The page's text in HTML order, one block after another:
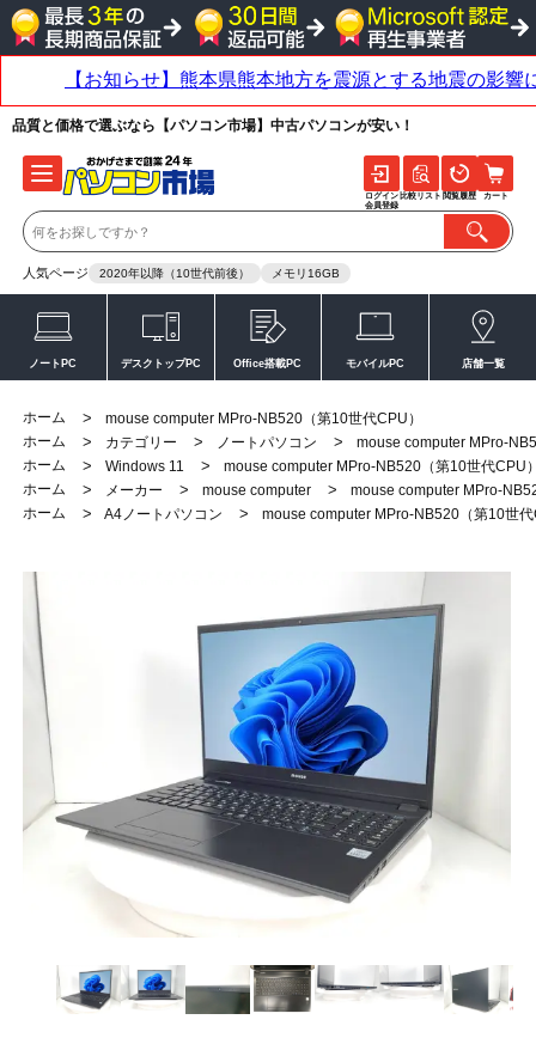
品質と価格で選ぶなら【パソコン市場】中古パソコンが安い！
人気ページ 2020年以降（10世代前後） メモリ16GB
ログイン
会員登録
比較リスト 閲覧履歴 カート
ノートPC デスクトップPC Office搭載PC モバイルPC 店舗一覧
ホーム >
mouse computer MPro-NB520（第10世代CPU）
ホーム
> カテゴリー > ノートパソコン >
mouse computer MPro-
ホーム
> Windows 11 >
mouse computer MPro-NB520（第10世代CPU
ホーム
> メーカー > mouse computer >
mouse computer MPro-
ホーム
> A4ノートパソコン > mouse computer MPro-NB520（第10世